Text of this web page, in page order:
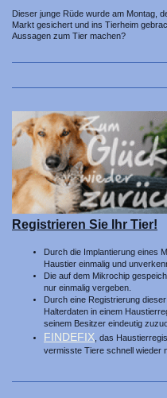
Dieser junge Rüde wurde am Montag,
Markt gesichert und ins Tierheim
Aussagen zum Tier machen?
Registrieren Sie Ihr Tier!
Durch die Implantierung eines
Haustier einmalig und
Die auf dem Mikrochip
nur einmalig vergeben.
Durch eine Registrierung
Halterdaten in einem
seinem Besitzer eindeutig
FINDEFIX , das
vermisste Tiere schnell wieder